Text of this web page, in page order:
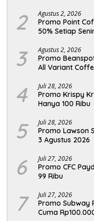
2 Agustus 2, 2026
Promo Point
50% Setiap
3 Agustus 2, 2026
Promo
All Variant
4 Juli 28, 2026
Promo Krispy
Hanya 100 Ribu
5 Juli 28, 2026
Promo Lawson
3 Agustus 2026
6 Juli 27, 2026
Promo CFC
99 Ribu
7 Juli 27, 2026
Promo Subway
Cuma